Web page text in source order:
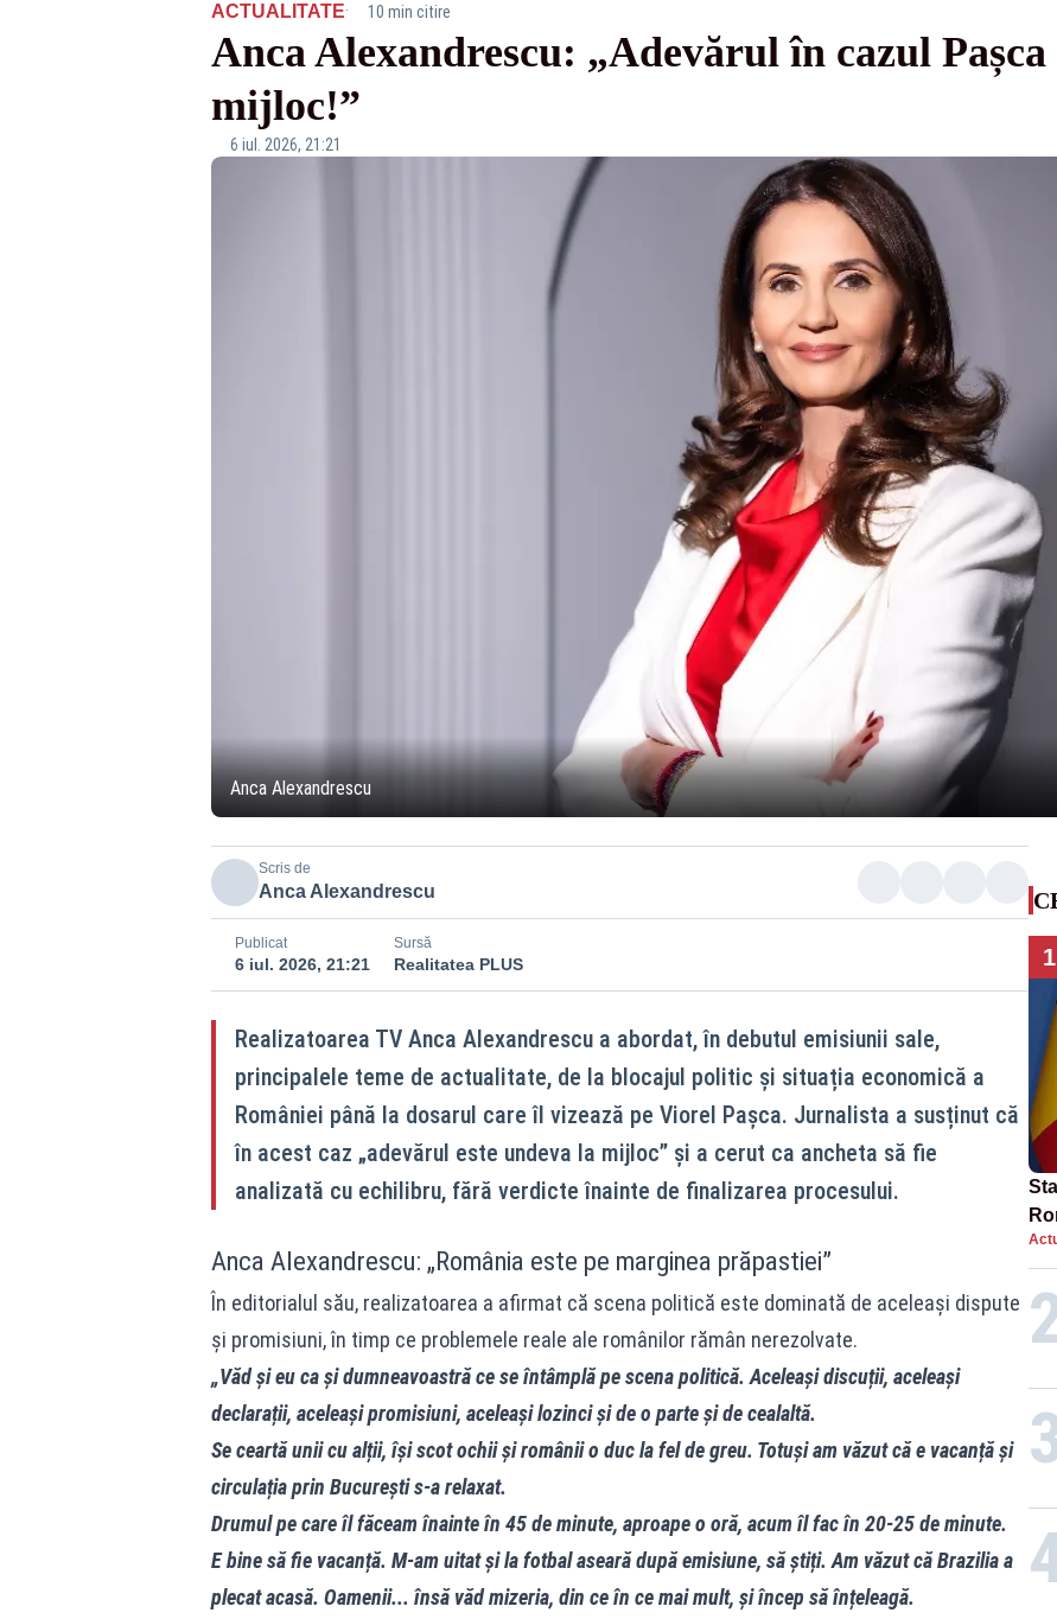
ACTUALITATE· 10 min citire
Anca Alexandrescu: „Adevărul în cazul Pașca
mijloc!”
6 iul. 2026, 21:21
Anca Alexandrescu
Scris de
Anca Alexandrescu
Publicat
6 iul. 2026, 21:21
Sursă
Realitatea PLUS
Realizatoarea TV Anca Alexandrescu a abordat, în debutul emisiunii sale,
principalele teme de actualitate, de la blocajul politic și situația economică a
României până la dosarul care îl vizează pe Viorel Pașca. Jurnalista a susținut că
în acest caz „adevărul este undeva la mijloc” și a cerut ca ancheta să fie
analizată cu echilibru, fără verdicte înainte de finalizarea procesului.
Anca Alexandrescu: „România este pe marginea prăpastiei”
În editorialul său,realizatoarea a afirmat că scena politică este dominată de aceleași dispute
și promisiuni, în timp ce problemele reale ale românilor rămân nerezolvate.
„Văd și eu ca și dumneavoastră ce se întâmplă pe scena politică. Aceleași discuții, aceleași
declarații, aceleași promisiuni, aceleași lozinci și de o parte și de cealaltă.
Se ceartă unii cu alții, își scot ochii și românii o duc la fel de greu. Totuși am văzut că e vacanță și
circulația prin București s-a relaxat.
Drumul pe care îl făceam înainte în 45 de minute, aproape o oră, acum îl fac în 20-25 de minute.
E bine să fie vacanță. M-am uitat și la fotbal aseară după emisiune, să știți. Am văzut că Brazilia a
plecat acasă. Oamenii... însă văd mizeria, din ce în ce mai mult, și încep să înțeleagă.
1